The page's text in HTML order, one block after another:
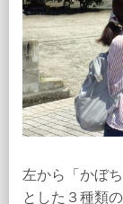
左から「かぼ
とした３種類